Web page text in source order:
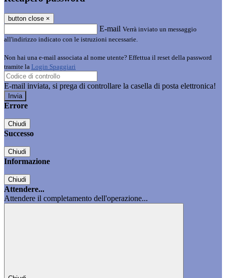
button close ×
E-mail Verrà inviato un messaggio
all'indirizzo indicato con le istruzioni necessarie.
Non hai una e-mail associata al nome utente? Effettua il reset della password
tramite la Login Spaggiari
E-mail inviata, si prega di controllare la casella di posta elettronica!
Errore
Chiudi
Successo
Chiudi
Informazione
Chiudi
Attendere...
Attendere il completamento dell'operazione...